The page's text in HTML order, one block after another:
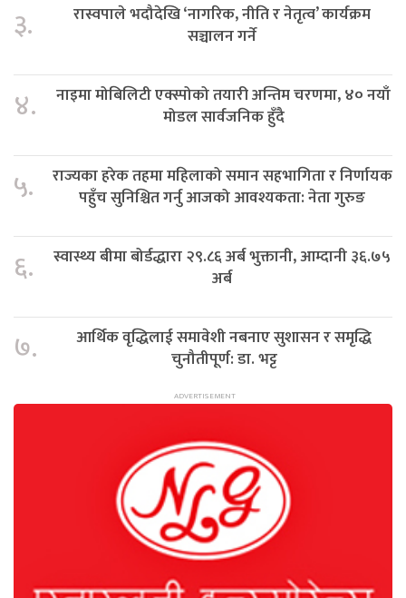
३.
रास्वपाले भदौदेखि ‘नागरिक, नीति र नेतृत्व’ कार्यक्रम
सञ्चालन गर्ने
४.
नाइमा मोबिलिटी एक्स्पोको तयारी अन्तिम चरणमा, ४० नयाँ
मोडल सार्वजनिक हुँदै
५.
राज्यका हरेक तहमा महिलाको समान सहभागिता र निर्णायक
पहुँच सुनिश्चित गर्नु आजको आवश्यकता: नेता गुरुङ
६.
स्वास्थ्य बीमा बोर्डद्धारा २९.८६ अर्ब भुक्तानी, आम्दानी ३६.७५
अर्ब
७.
आर्थिक वृद्धिलाई समावेशी नबनाए सुशासन र समृद्धि
चुनौतीपूर्ण: डा. भट्ट